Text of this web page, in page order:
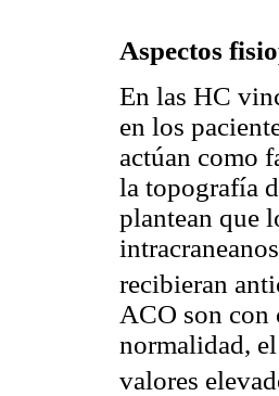
Aspectos
En las HC
en los
actúan como
la topografía
plantean que
recibieran
ACO son con
normalidad,
valores